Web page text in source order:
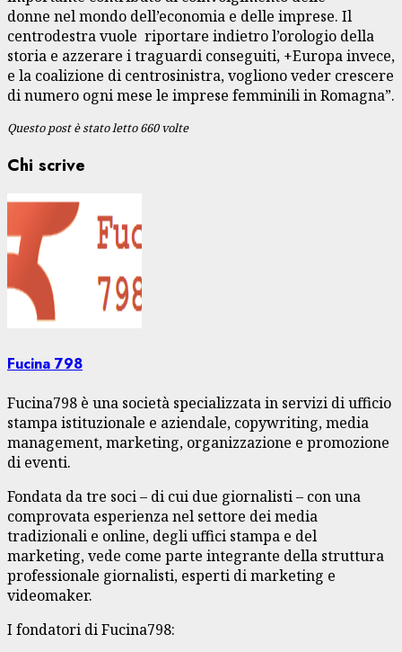
donne nel mondo dell’economia e delle imprese. Il
centrodestra vuole riportare indietro l’orologio della
storia e azzerare i traguardi conseguiti, +Europa invece,
e la coalizione di centrosinistra, vogliono veder crescere
di numero ogni mese le imprese femminili in Romagna”.
Questo post è stato letto 660 volte
Chi scrive
Fucina 798
Fucina798 è una società specializzata in servizi di ufficio
stampa istituzionale e aziendale, copywriting, media
management, marketing, organizzazione e promozione
di eventi.
Fondata da tre soci – di cui due giornalisti – con una
comprovata esperienza nel settore dei media
tradizionali e online, degli uffici stampa e del
marketing, vede come parte integrante della struttura
professionale giornalisti, esperti di marketing e
videomaker.
I fondatori di Fucina798: